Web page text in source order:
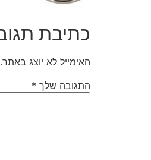
כתיבת
האימייל לא יוצג באתר.
התגובה שלך *